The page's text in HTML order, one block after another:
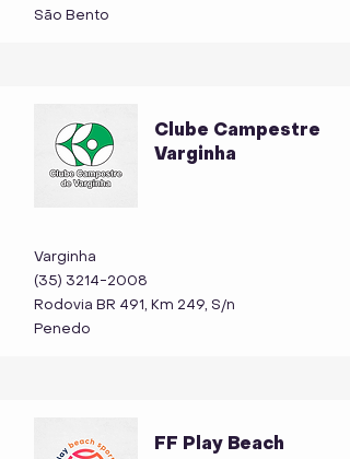
São Bento
Clube Campestre
Varginha
Varginha
(35) 3214-2008
Rodovia BR 491, Km 249, S/n
Penedo
FF Play Beach